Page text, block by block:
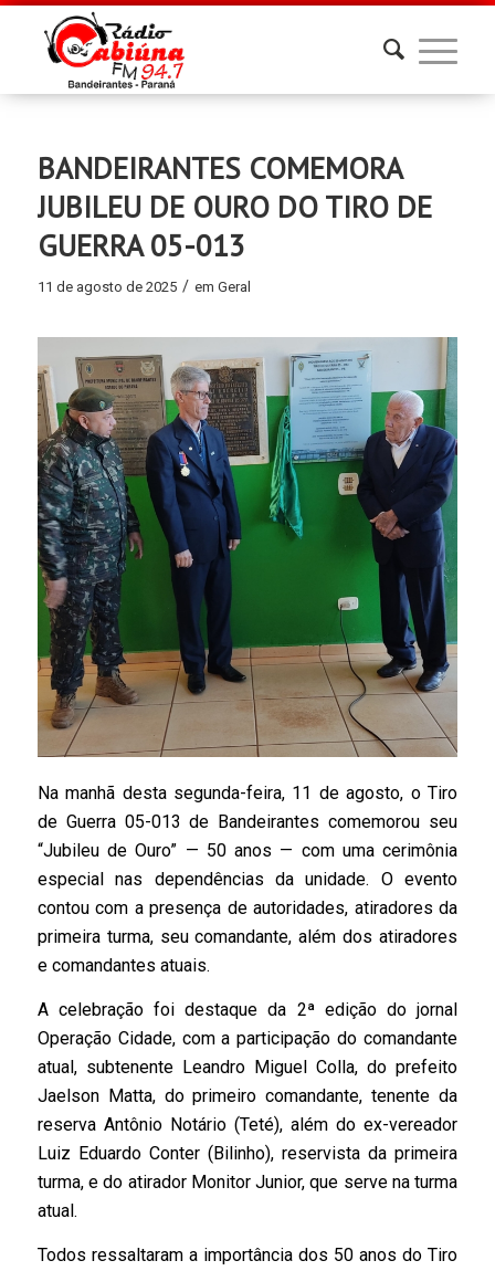
BANDEIRANTES COMEMORA
JUBILEU DE OURO DO TIRO DE
GUERRA 05-013
11 de agosto de 2025 / em Geral
Na manhã desta segunda-feira, 11 de agosto, o Tiro
de Guerra 05-013 de Bandeirantes comemorou seu
“Jubileu de Ouro” — 50 anos — com uma cerimônia
especial nas dependências da unidade. O evento
contou com a presença de autoridades, atiradores da
primeira turma, seu comandante, além dos atiradores
e comandantes atuais.
A celebração foi destaque da 2ª edição do jornal
Operação Cidade, com a participação do comandante
atual, subtenente Leandro Miguel Colla, do prefeito
Jaelson Matta, do primeiro comandante, tenente da
reserva Antônio Notário (Teté), além do ex-vereador
Luiz Eduardo Conter (Bilinho), reservista da primeira
turma, e do atirador Monitor Junior, que serve na turma
atual.
Todos ressaltaram a importância dos 50 anos do Tiro